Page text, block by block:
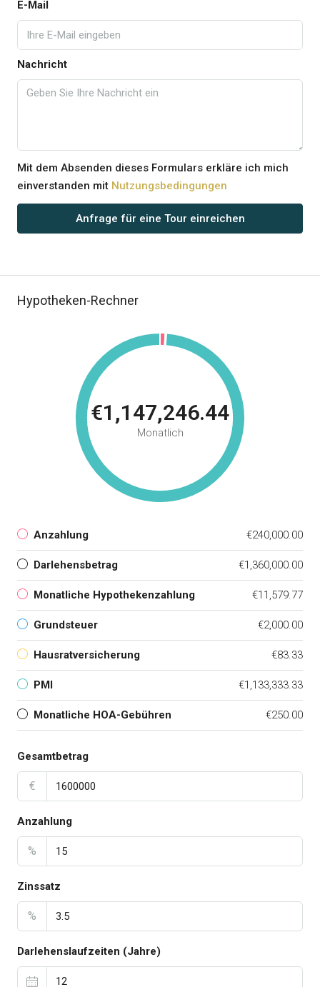
E-Mail
Nachricht
Mit dem Absenden dieses Formulars erkläre ich mich
einverstanden mit Nutzungsbedingungen
Anfrage für eine Tour einreichen
Hypotheken-Rechner
€1,147,246.44
Monatlich
Anzahlung €240,000.00
Darlehensbetrag €1,360,000.00
Monatliche Hypothekenzahlung €11,579.77
Grundsteuer €2,000.00
Hausratversicherung €83.33
PMI €1,133,333.33
Monatliche HOA-Gebühren €250.00
Gesamtbetrag
€
Anzahlung
%
Zinssatz
%
Darlehenslaufzeiten (Jahre)